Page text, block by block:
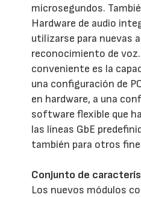
microsegundos.
Hardware de audio
utilizarse para nuevas
reconocimiento de
conveniente es la
una configuración de
en hardware, a una
software flexible que
las líneas GbE
también para otros
Conjunto de
Los nuevos módulos